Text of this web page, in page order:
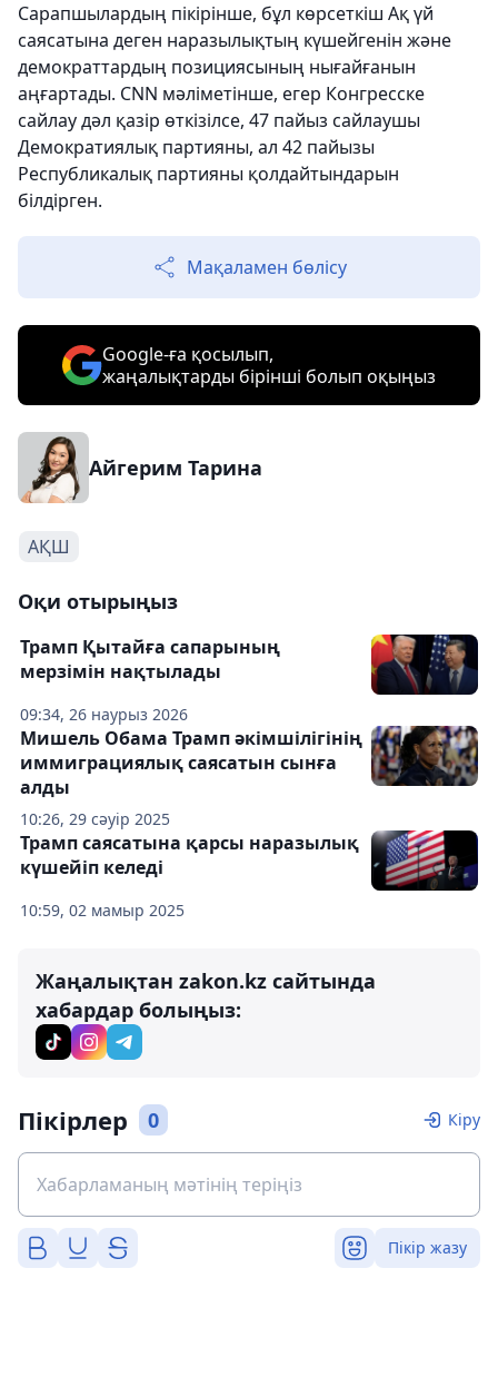
Сарапшылардың пікірінше, бұл көрсеткіш Ақ үй
саясатына деген наразылықтың күшейгенін және
демократтардың позициясының нығайғанын
аңғартады. CNN мәліметінше, егер Конгресске
сайлау дәл қазір өткізілсе, 47 пайыз сайлаушы
Демократиялық партияны, ал 42 пайызы
Республикалық партияны қолдайтындарын
білдірген.
Мақаламен бөлісу
Google-ға қосылып,
жаңалықтарды бірінші болып оқыңыз
Айгерим Тарина
АҚШ
Оқи отырыңыз
09:34, 26 наурыз 2026
Трамп Қытайға сапарының
мерзімін нақтылады
10:26, 29 сәуір 2025
Мишель Обама Трамп әкімшілігінің
иммиграциялық саясатын сынға
алды
10:59, 02 мамыр 2025
Трамп саясатына қарсы наразылық
күшейіп келеді
Жаңалықтан zakon.kz сайтында
хабардар болыңыз:
Пікірлер 0 Кіру
Пікір жазу